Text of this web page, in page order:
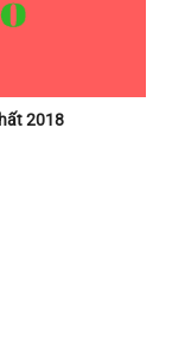
2018